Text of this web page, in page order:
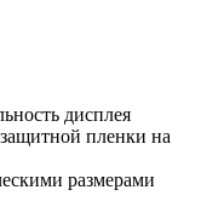
дисплея
пленки на
размерами